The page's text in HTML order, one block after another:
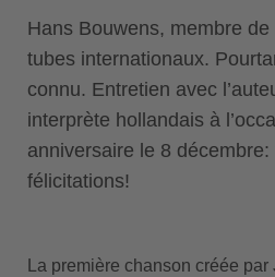
Hans Bouwens, membre
tubes internationaux.
connu. Entretien avec
interprète hollandais à
anniversaire le 8 décembre:
félicitations!
La première chanson créée